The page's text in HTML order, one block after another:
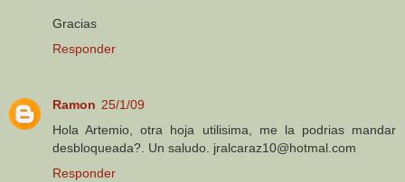
Gracias
Responder
Ramon 25/1/09
Hola Artemio, otra hoja utilisima, me la podrias mandar
desbloqueada?. Un saludo. jralcaraz10@hotmal.com
Responder